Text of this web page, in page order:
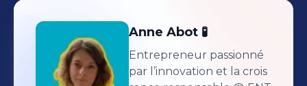
Anne Abot 🧪
Entrepreneur passionné
par l’innovation et la crois